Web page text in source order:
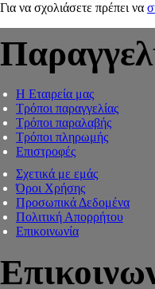
άρθρων
Για να σχολιάσετε πρέπει να
Η Εταιρεία μας
Τρόποι παραγγελίας
Τρόποι παραλαβής
Τρόποι πληρωμής
Επιστροφές
Σχετικά με εμάς
Όροι Χρήσης
Προσωπικά Δεδομένα
Πολιτική Απορρήτου
Επικοινωνία